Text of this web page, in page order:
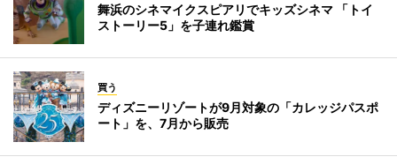
舞浜のシネマイクスピアリでキッズシネマ 「トイ
ストーリー5」を子連れ鑑賞
買う
ディズニーリゾートが9月対象の「カレッジパスポ
ート」を、7月から販売